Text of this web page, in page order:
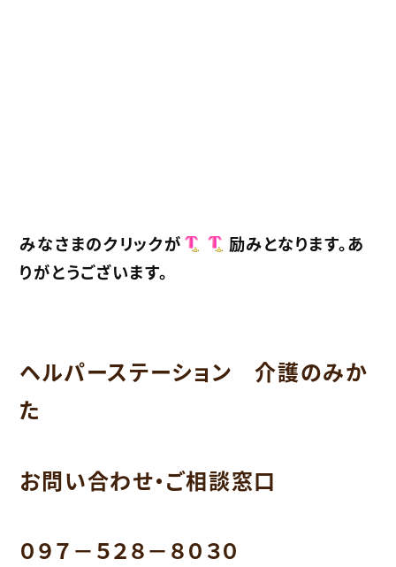
みなさまのクリックが
励みとなります。あ
りがとうございます。
ヘルパーステーション 介護のみか
た
お問い合わせ・ご相談窓口
０９７－５２８－８０３０